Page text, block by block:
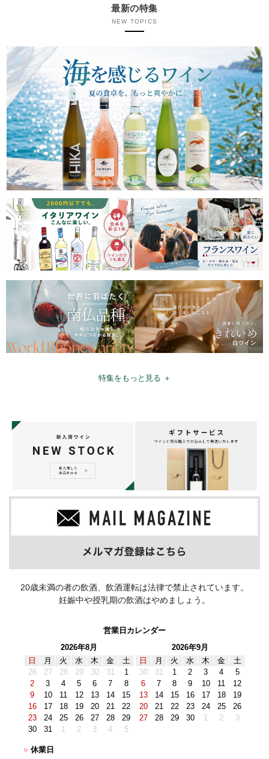
最新の特集
NEW TOPICS
特集をもっと見る ＋
20歳未満の者の飲酒、飲酒運転は法律で禁止されています。
妊娠中や授乳期の飲酒はやめましょう。
営業日カレンダー
2026年8月
日
月 火 水 木 金
土
26
27 28 29 30 31
1
2
3 4 5 6 7
8
9
10 11 12 13 14
15
16
17 18 19 20 21
22
23
24 25 26 27 28
29
30
31 1 2 3 4 5
2026年9月
日
月 火 水 木 金
土
30
31 1 2 3 4
5
6
7 8 9 10 11
12
13
14 15 16 17 18
19
20
21 22 23 24 25
26
27
28 29 30 1 2 3
■ 休業日